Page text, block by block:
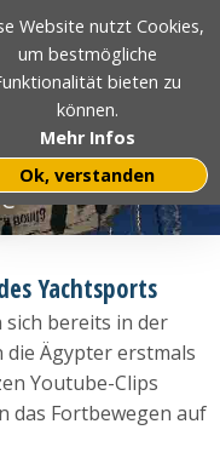
Yachtsports
sich bereits in der
die Ägypter erstmals
Youtube-Clips
das Fortbewegen auf
Website nutzt Cookies,
um bestmögliche
bieten zu
können.
Mehr Infos
Ok, verstanden